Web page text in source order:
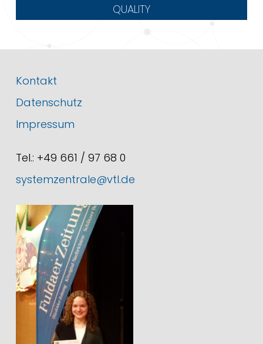
QUALITY
Kontakt
Datenschutz
Impressum
Tel.: +49 661 / 97 68 0
systemzentrale@vtl.de